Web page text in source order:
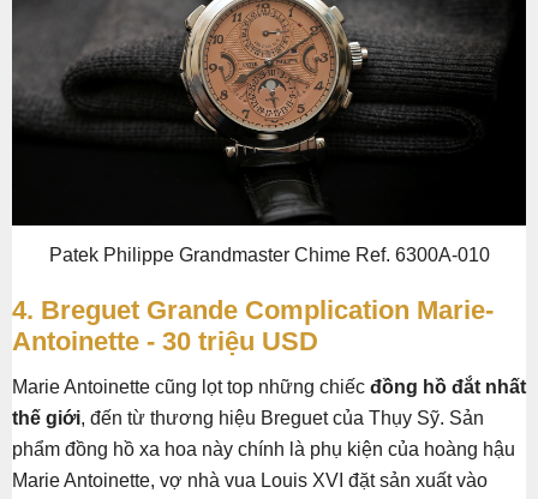
Patek Philippe Grandmaster Chime Ref. 6300A-010
4. Breguet Grande Complication Marie-
Antoinette - 30 triệu USD
Marie Antoinette cũng lọt top những chiếc đồng hồ đắt nhất
thế giới, đến từ thương hiệu Breguet của Thụy Sỹ. Sản
phẩm đồng hồ xa hoa này chính là phụ kiện của hoàng hậu
Marie Antoinette, vợ nhà vua Louis XVI đặt sản xuất vào